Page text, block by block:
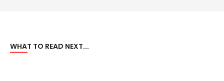
WHAT TO READ NEXT...